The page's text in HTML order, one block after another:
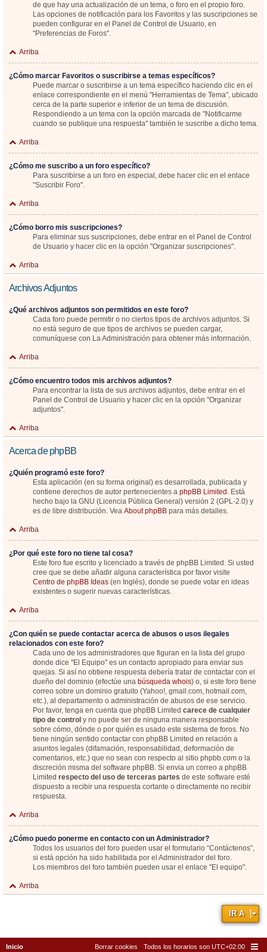
de que hay una actualización de un tema, o foro en el propio foro.
Las opciones de notificación para los Favoritos y las suscripciones se
pueden configurar en el Panel de Control de Usuario, en
"Preferencias de Foros".
Arriba
¿Cómo marcar Favoritos o suscribirse a temas específicos?
Puede marcar o suscribirse a un tema específico haciendo clic en el
enlace correspondiente en el menú "Herramientas de Tema", ubicado
cerca de la parte superior e inferior de un tema de discusión.
Respondiendo a un tema con la opción marcada de "Notificarme
cuando se publique una respuesta" también le suscribe a dicho tema.
Arriba
¿Cómo me suscribo a un foro específico?
Para suscribirse a un foro en especial, debe hacer clic en el enlace
"Suscribir Foro".
Arriba
¿Cómo borro mis suscripciones?
Para eliminar sus suscripciones, debe entrar en el Panel de Control
de Usuario y hacer clic en la opción "Organizar suscripciones".
Arriba
Archivos Adjuntos
¿Qué archivos adjuntos son permitidos en este foro?
Cada foro puede permitir o no ciertos tipos de archivos adjuntos. Si
no está seguro de que tipos de archivos se pueden cargar,
comuníquese con La Administración para obtener más información.
Arriba
¿Cómo encuentro todos mis archivos adjuntos?
Para encontrar la lista de sus archivos adjuntos, debe entrar en el
Panel de Control de Usuario y hacer clic en la opción "Organizar
adjuntos".
Arriba
Acerca de phpBB
¿Quién programó este foro?
Esta aplicación (en su forma original) es desarrollada, publicada y
contiene derechos de autor pertenecientes a phpBB Limited . Está
hecho bajo la GNU (Licencia Pública General) versión 2 (GPL-2.0) y
es de libre distribución. Vea About phpBB para más detalles.
Arriba
¿Por qué este foro no tiene tal cosa?
Este foro fue escrito y licenciado a través de phpBB Limited. Si usted
cree que se debe añadir alguna característica por favor visite
Centro de phpBB Ideas (en Inglés), donde se puede votar en ideas
existentes o sugerir nuevas características.
Arriba
¿Con quién se puede contactar acerca de abusos o usos ilegales
relacionados con este foro?
Cada uno de los administradores que figuran en la lista del grupo
donde dice "El Equipo" es un contacto apropiado para enviar sus
quejas. Si así no obtiene respuesta debería tratar de contactar con el
dueño del dominio (efectúe una búsqueda whois) o, si este foro tiene
correo sobre un dominio gratuito (Yahoo!, gmail.com, hotmail.com,
etc.), al departamento o administración de abusos de ese servicio.
Por favor, tenga en cuenta que phpBB Limited carece de cualquier
tipo de control y no puede ser de ninguna manera responsable
sobre cómo, dónde o por quién es usado este sistema de foros. No
tiene ningún sentido contactar con phpBB Limited en relación a
asuntos legales (difamación, responsabilidad, deformación de
comentarios, etc.) que no sean con respecto al sitio phpbb.com o la
discreción misma del software phpBB. Si envia un correo a phpBB
Limited respecto del uso de terceras partes de este software esté
dispuesto a recibir una respuesta cortante o directamente no recibir
respuesta.
Arriba
¿Cómo puedo ponerme en contacto con un Administrador?
Todos los usuarios del foro pueden usar el formulario “Contáctenos”,
si está opción ha sido habilitada por el Administrador del foro.
Los miembros del foro también pueden usar el enlace "El equipo".
Arriba
IR A
Inicio Todos los horarios son UTC+02:00
Borrar cookies